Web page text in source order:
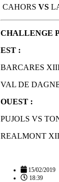
CAHORS VS
CHALLENGE
EST :
BARCARES
VAL DE
OUEST :
PUJOLS VS
REALMONT XII
15/02/2019
18:39